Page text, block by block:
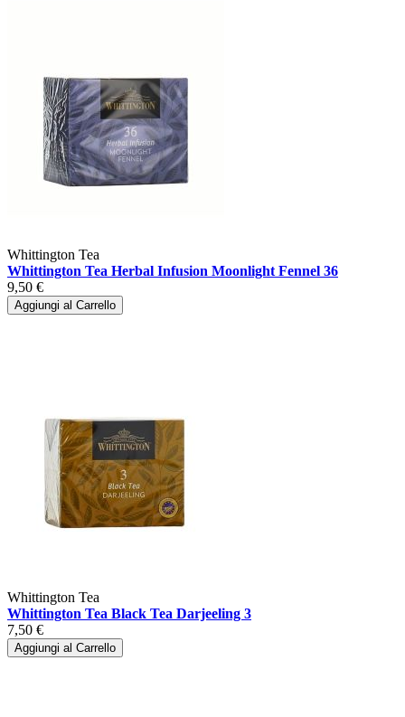
Whittington Tea
Whittington Tea Herbal Infusion Moonlight Fennel 36
9,50 €
Aggiungi al Carrello
Whittington Tea
Whittington Tea Black Tea Darjeeling 3
7,50 €
Aggiungi al Carrello